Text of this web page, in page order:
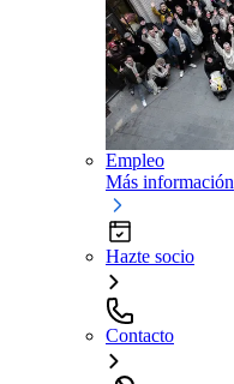
Empleo
Más información
Hazte socio
Contacto